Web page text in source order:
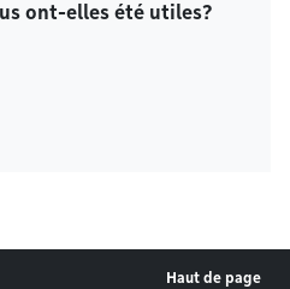
ont-elles été utiles?
Haut de page